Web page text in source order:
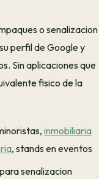
o senalizacion
perfil de Google y
Sin aplicaciones que
fisico de la
inmobiliaria
, stands en eventos
senalizacion